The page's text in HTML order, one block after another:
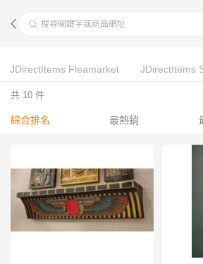
搜尋關鍵字或商品網址
JDirectItems Fleamarket JDirectItems
共 10 件
綜合排名 最熱銷